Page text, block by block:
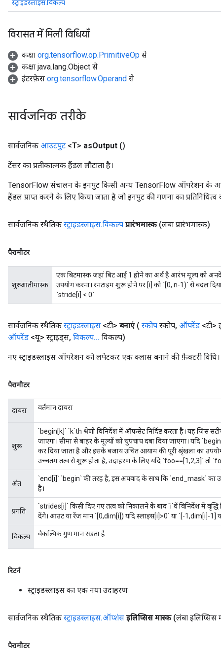
स्ट्राइडस्लाइस.विकल्प
विरासत में मिली विधियाँ
कक्षा org.tensorflow.op.PrimitiveOp से
कक्षा java.lang.Object से
इंटरफ़ेस org.tensorflow.Operand से
सार्वजनिक तरीके
सार्वजनिक आउटपुट <T> asOutput ()
टेंसर का प्रतीकात्मक हैंडल लौटाता है।
TensorFlow संचालन के इनपुट किसी अन्य TensorFlow ऑपरेशन के
हैंडल प्राप्त करने के लिए किया जाता है जो इनपुट की गणना का प्रतिनिधित्व
सार्वजनिक स्थैतिक स्ट्राइडस्लाइस.विकल्प प्रारंभमास्क (लंबा प्रारंभमास्क)
पैरामीटर
शुरुआतीमास्क
एक बिटमास्क जहां बिट आई 1 होने का अर्थ है आरंभ मूल्य को
उपयोग करना। रनटाइम शुरू होने पर [i] को `[0, n-1)` से बदल
`stride[i] < 0`
सार्वजनिक स्थैतिक स्ट्राइडस्लाइस <टी> बनाएं ( स्कोप स्कोप, ऑपरेंड <टी>
ऑपरेंड <यू> स्ट्राइड्स, विकल्प... विकल्प)
नए स्ट्राइडस्लाइस ऑपरेशन को लपेटकर एक क्लास बनाने की फ़ैक्टरी विधि।
पैरामीटर
दायरा वर्तमान दायरा
शुरू
`begin[k]` `k`th श्रेणी विनिर्देश में ऑफसेट निर्दिष्ट करता है। यह जिस
जाएगा। सीमा से बाहर के मूल्यों को चुपचाप दबा दिया जाएगा। यदि
कर दिया जाता है और इसके बजाय उचित आयाम की पूरी श्रृंखला का
उच्चतम तत्व से शुरू होता है, उदाहरण के लिए यदि `foo==[1,2,3]` तो
अंत
`end[i]` `begin` की तरह है, इस अपवाद के साथ कि `end_mask` का
है।
प्रगति
`strides[i]` किसी दिए गए तत्व को निकालने के बाद `i`वें विनिर्देश में
देंगे। आउट या रेंज मान `[0,dim[i]) यदि स्लाइस[i]>0` या `[-1,dim[i]-1]
विकल्प वैकल्पिक गुण मान रखता है
रिटर्न
स्ट्राइडस्लाइस का एक नया उदाहरण
सार्वजनिक स्थैतिक स्ट्राइडस्लाइस.ऑप्शंस इलिप्सिस मास्क (लंबा इलिप्सिस
पैरामीटर